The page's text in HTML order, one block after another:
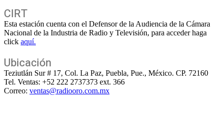
CIRT
Esta estación cuenta con el Defensor de la Audiencia de la Cámara
Nacional de la Industria de Radio y Televisión, para acceder haga
click aquí.
Ubicación
Teziutlán Sur # 17, Col. La Paz, Puebla, Pue., México. CP. 72160
Tel. Ventas: +52 222 2737373 ext. 366
Correo: ventas@radiooro.com.mx